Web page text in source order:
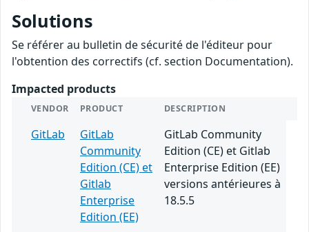
Solutions
Se référer au bulletin de sécurité de l'éditeur pour
l'obtention des correctifs (cf. section Documentation).
Impacted products
VENDOR PRODUCT DESCRIPTION
GitLab
GitLab
Community
Edition (CE) et
Gitlab
Enterprise
Edition (EE)
GitLab Community
Edition (CE) et Gitlab
Enterprise Edition (EE)
versions antérieures à
18.5.5